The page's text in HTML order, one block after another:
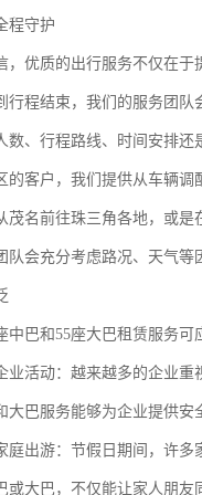
程守护
，优质的出行服务不仅在于
行程结束，我们的服务团
数、行程路线、时间安排
的客户，我们提供从车辆调
茂名前往珠三角各地，或
队会充分考虑路况、天气等
中巴和55座大巴租赁服务可
业活动：越来越多的企业
大巴服务能够为企业提供
庭出游：节假日期间，许多
或大巴，不仅能让家人朋